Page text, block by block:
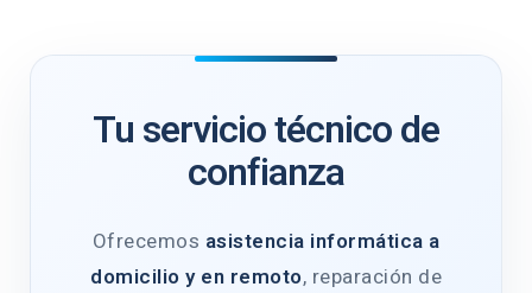
Tu servicio técnico de
confianza
Ofrecemos asistencia informática a
domicilio y en remoto, reparación de